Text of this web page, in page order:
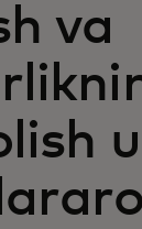
trendlar
va